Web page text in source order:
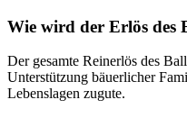
Wie wird der Erlös des
Der gesamte Reinerlös des
Unterstützung bäuerlicher
Lebenslagen zugute.